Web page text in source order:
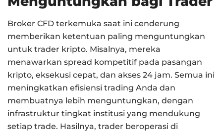
Broker CFD terkemuka saat ini cenderung
memberikan ketentuan paling menguntungkan
untuk trader kripto. Misalnya, mereka
menawarkan spread kompetitif pada pasangan
kripto, eksekusi cepat, dan akses 24 jam. Semua ini
meningkatkan efisiensi trading Anda dan
membuatnya lebih menguntungkan, dengan
infrastruktur tingkat institusi yang mendukung
setiap trade. Hasilnya, trader beroperasi di